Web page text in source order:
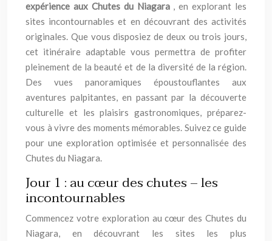
expérience aux Chutes du Niagara , en explorant les
sites incontournables et en découvrant des activités
originales. Que vous disposiez de deux ou trois jours,
cet itinéraire adaptable vous permettra de profiter
pleinement de la beauté et de la diversité de la région.
Des vues panoramiques époustouflantes aux
aventures palpitantes, en passant par la découverte
culturelle et les plaisirs gastronomiques, préparez-
vous à vivre des moments mémorables. Suivez ce guide
pour une exploration optimisée et personnalisée des
Chutes du Niagara.
Jour 1 : au cœur des chutes – les
incontournables
Commencez votre exploration au cœur des Chutes du
Niagara, en découvrant les sites les plus